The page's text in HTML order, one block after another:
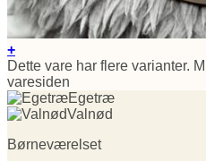
+
Dette vare har flere varianter.
varesiden
Egetræ
Valnød
Børneværelset